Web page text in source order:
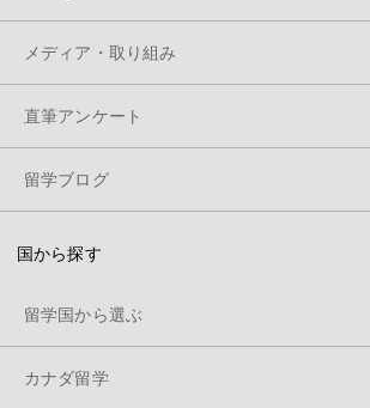
メディア・取り組み
直筆アンケート
留学ブログ
国から探す
留学国から選ぶ
カナダ留学